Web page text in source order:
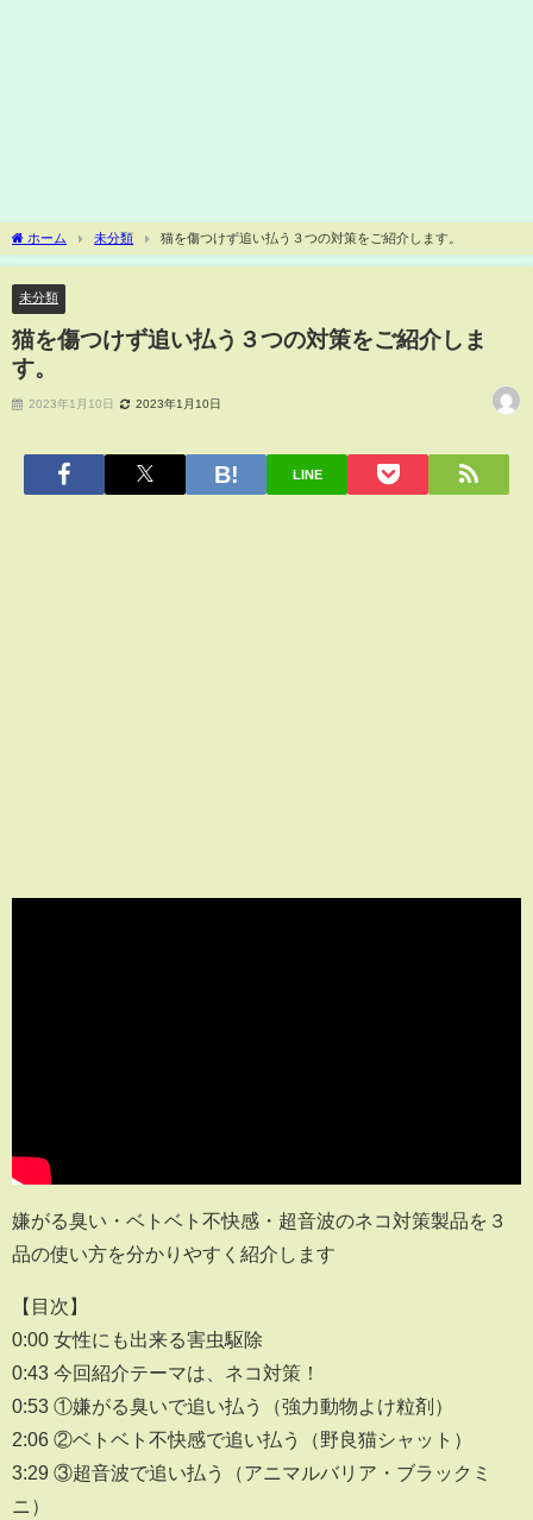
ホーム 未分類 猫を傷つけず追い払う３つの対策をご紹介します。
未分類
猫を傷つけず追い払う３つの対策をご紹介しま
す。
2023年1月10日 2023年1月10日
LINE
嫌がる臭い・ベトベト不快感・超音波のネコ対策製品を３
品の使い方を分かりやすく紹介します
【目次】
0:00 女性にも出来る害虫駆除
0:43 今回紹介テーマは、ネコ対策！
0:53 ①嫌がる臭いで追い払う（強力動物よけ粒剤）
2:06 ②ベトベト不快感で追い払う（野良猫シャット）
3:29 ③超音波で追い払う（アニマルバリア・ブラックミ
ニ）